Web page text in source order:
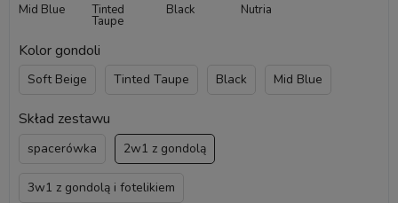
Mid Blue Tinted
Taupe
Black Nutria
Kolor gondoli
Soft Beige Tinted Taupe Black Mid Blue
Skład zestawu
spacerówka 2w1 z gondolą
3w1 z gondolą i fotelikiem